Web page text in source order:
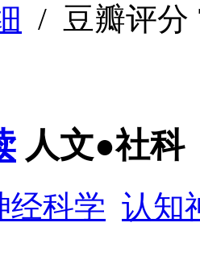
/ 豆瓣评分
人文●社科
经科学 认知